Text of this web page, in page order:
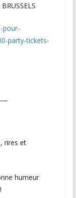
pour-
party-tickets-
rires et
humeur